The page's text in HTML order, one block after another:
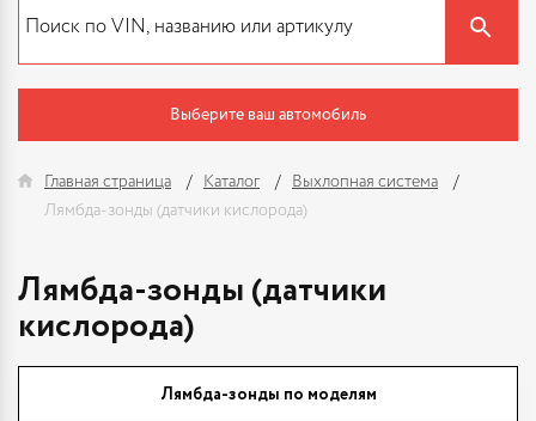
Выберите ваш автомобиль
Главная страница Каталог
Выхлопная система
Лямбда-зонды (датчики кислорода)
Лямбда-зонды (датчики
кислорода)
Лямбда-зонды по моделям